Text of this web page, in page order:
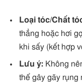
Loại tóc/Chất
thẳng hoặc hơi
khi sấy (kết hợp
Lưu ý: Không
thể gây gãy rụng